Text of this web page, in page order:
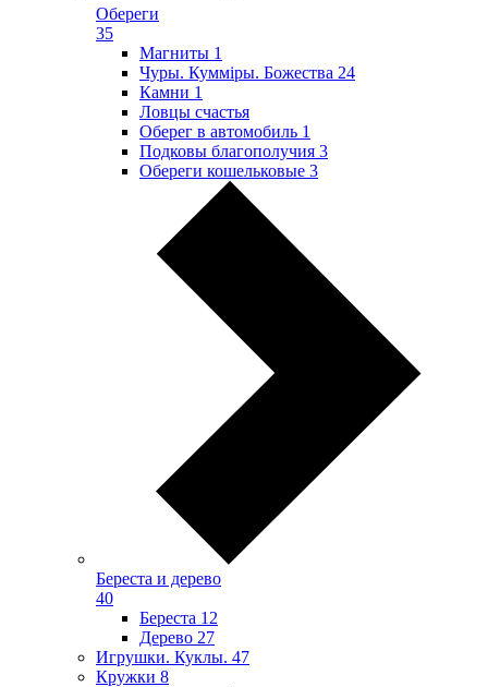
Обереги
35
Магниты 1
Чуры. Куммiры. Божества 24
Камни 1
Ловцы счастья
Оберег в автомобиль 1
Подковы благополучия 3
Обереги кошельковые 3
Береста и дерево
40
Береста 12
Дерево 27
Игрушки. Куклы. 47
Кружки 8